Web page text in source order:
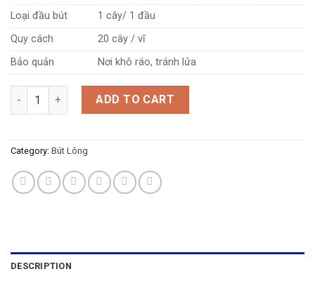
Loại đầu bút
1 cây/ 1 đầu
Quy cách
20 cây / vĩ
Bảo quản
Nơi khô ráo, tránh lửa
Bút lông 20M TL-FPC03 quantity
ADD TO CART
Category: Bút Lông
DESCRIPTION